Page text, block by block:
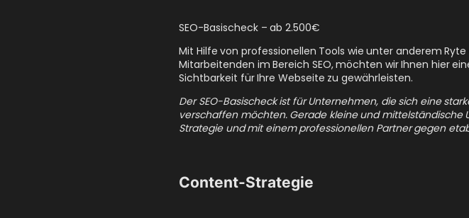
SEO-Basischeck – ab 2.500€
Mit Hilfe von professionellen Tools wie unter anderem
Mitarbeitenden im Bereich SEO, möchten wir Ihnen hier
Sichtbarkeit für Ihre Webseite zu gewährleisten.
Der SEO-Basischeck ist für Unternehmen, die sich eine
verschaffen möchten. Gerade kleine und mittelständische
Strategie und mit einem professionellen Partner gegen
Content-Strategie